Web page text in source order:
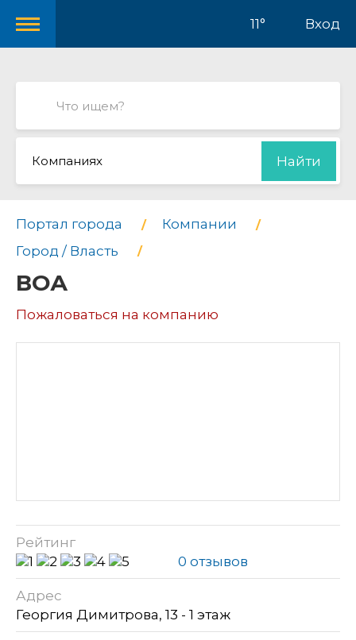
11° Вход
Компаниях Найти
Портал города
Компании
Город / Власть
ВОА
Пожаловаться на компанию
Рейтинг
0 отзывов
Адрес
Георгия Димитрова, 13 - 1 этаж